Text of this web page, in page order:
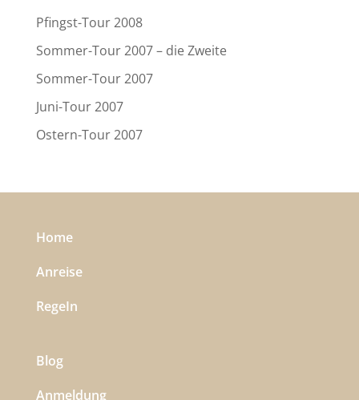
Pfingst-Tour 2008
Sommer-Tour 2007 – die Zweite
Sommer-Tour 2007
Juni-Tour 2007
Ostern-Tour 2007
Home
Anreise
RegeIn
Blog
Anmeldung